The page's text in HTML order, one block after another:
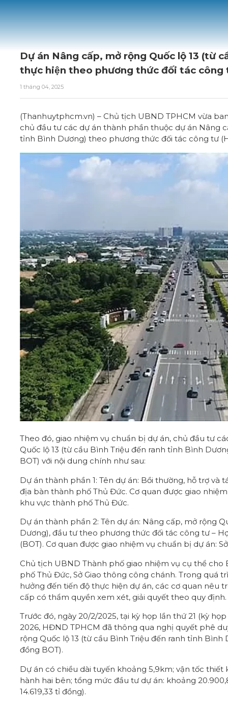
Dự án Nâng cấp, mở rộng Quốc lộ 13 (từ
thực hiện theo phương thức đối tác công
1 tháng 04, 2025
(Thanhuytphcm.vn) – Chủ tịch UBND TPHCM vừa
chủ đầu tư các dự án thành phần thuộc dự án Nâng
tỉnh Bình Dương) theo phương thức đối tác công tư
Theo đó, giao nhiệm vụ chuẩn bị dự án, chủ đầu tư
Quốc lộ 13 (từ cầu Bình Triệu đến ranh tỉnh Bình
BOT) với nội dung chính như sau:
Dự án thành phần 1: Tên dự án: Bồi thường, hỗ trợ
địa bàn thành phố Thủ Đức. Cơ quan được giao
khu vực thành phố Thủ Đức.
Dự án thành phần 2: Tên dự án: Nâng cấp, mở rộng
Dương), đầu tư theo phương thức đối tác công tư –
(BOT). Cơ quan được giao nhiệm vụ chuẩn bị dự án:
Chủ tịch UBND Thành phố giao nhiệm vụ cụ thể
phố Thủ Đức, Sở Giao thông công chánh. Trong quá
hưởng đến tiến độ thực hiện dự án, các cơ quan nêu
cấp có thẩm quyền xem xét, giải quyết theo quy định.
Trước đó, ngày 20/2/2025, tại kỳ họp lần thứ 21 (kỳ
2026, HĐND TPHCM đã thông qua nghị quyết phê
rộng Quốc lộ 13 (từ cầu Bình Triệu đến ranh tỉnh
đồng BOT).
Dự án có chiều dài tuyến khoảng 5,9km; vận tốc
hành hai bên; tổng mức đầu tư dự án: khoảng
14.619,33 tỉ đồng).